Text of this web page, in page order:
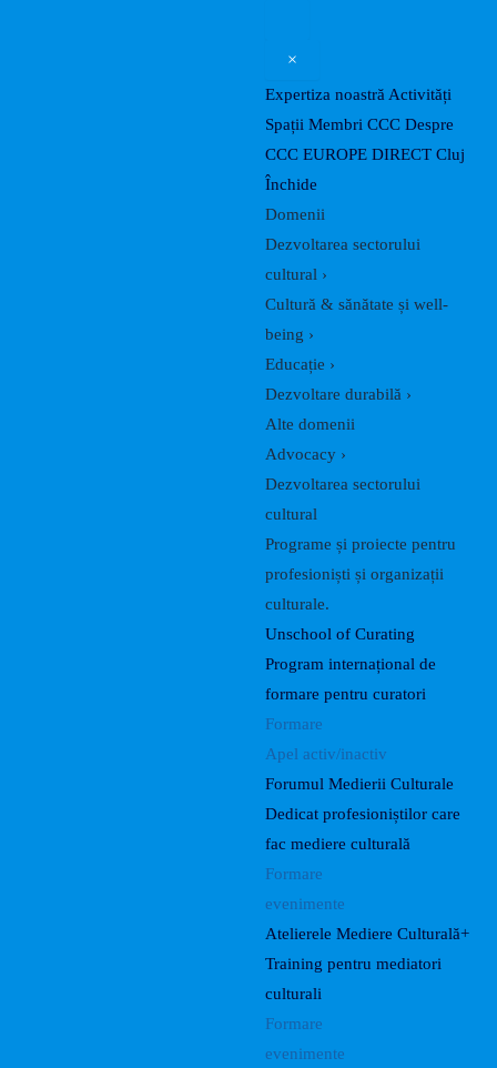
×
Expertiza noastră Activități
Spații Membri CCC Despre
CCC EUROPE DIRECT Cluj
Închide
Domenii
Dezvoltarea sectorului
cultural ›
Cultură & sănătate și well-
being ›
Educație ›
Dezvoltare durabilă ›
Alte domenii
Advocacy ›
Dezvoltarea sectorului
cultural
Programe și proiecte pentru
profesioniști și organizații
culturale.
Unschool of Curating
Program internațional de
formare pentru curatori
Formare
Apel activ/inactiv
Forumul Medierii Culturale
Dedicat profesioniștilor care
fac mediere culturală
Formare
evenimente
Atelierele Mediere Culturală+
Training pentru mediatori
culturali
Formare
evenimente